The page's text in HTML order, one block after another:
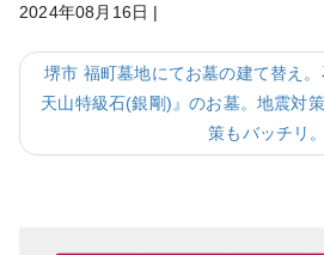
2024年08月16日 |
堺市 福町墓地にてお墓の建て替え
天山特級石(銀剛)』のお墓。地震対
策もバッチリ。